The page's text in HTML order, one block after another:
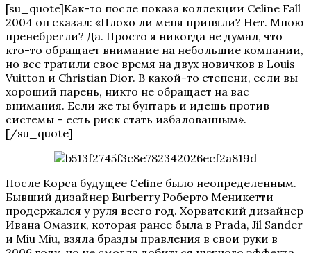
[su_quote]Как-то после показа коллекции Celine Fall
2004 он сказал: «Плохо ли меня приняли? Нет. Мною
пренебрегли? Да. Просто я никогда не думал, что
кто-то обращает внимание на небольшие компании,
но все тратили свое время на двух новичков в Louis
Vuitton и Christian Dior. В какой-то степени, если вы
хороший парень, никто не обращает на вас
внимания. Если же ты бунтарь и идешь против
системы – есть риск стать избалованным».
[/su_quote]
После Корса будущее Celine было неопределенным.
Бывший дизайнер Burberry Роберто Меникетти
продержался у руля всего год. Хорватский дизайнер
Ивана Омазик, которая ранее была в Prada, Jil Sander
и Miu Miu, взяла бразды правления в свои руки в